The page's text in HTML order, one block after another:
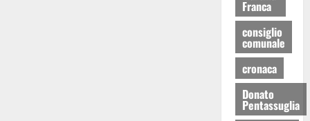
Franca
consiglio
comunale
cronaca
Donato
Pentassuglia